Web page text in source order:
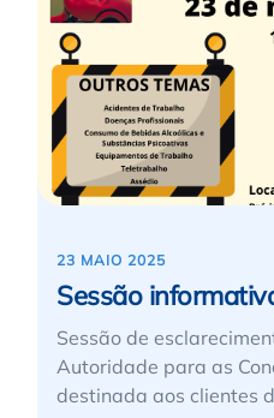
23 MAIO 2025
Sessão
Sessão de
Autoridade para as
destinada aos clientes